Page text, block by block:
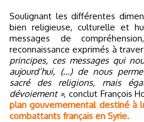
Soulignant les différentes
bien religieuse, culturelle et
messages de
reconnaissance exprimés à
principes, ces messages qui
aujourd’hui, (...) de nous
sacré des religions, mais
dévoiement », conclut François
plan gouvernemental destiné à
combattants français en Syrie.